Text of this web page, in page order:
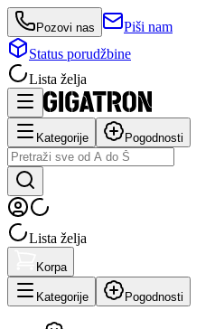
Pozovi nas
Piši nam
Status porudžbine
Lista želja
Kategorije Pogodnosti
Lista želja
Korpa
Kategorije Pogodnosti